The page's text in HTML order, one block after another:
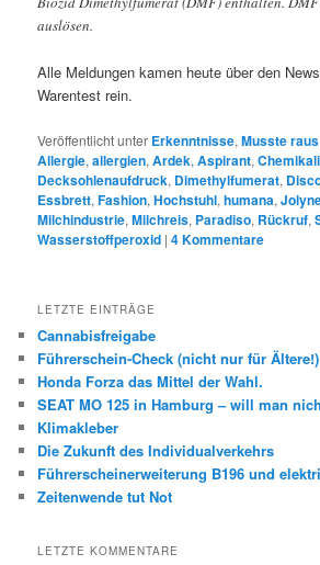
auslösen.
Alle Meldungen kamen heute über den
Warentest rein.
Veröffentlicht unter Erkenntnisse,Musste raus
Allergie,allergien,Ardek,Aspirant,
Decksohlenaufdruck, Dimethylfumerat,
Essbrett,Fashion,Hochstuhl,humana,
Milchindustrie,Milchreis, Paradiso, Rückruf,
Wasserstoffperoxid |4Kommentare
LETZTE EINTRÄGE
Cannabisfreigabe
Führerschein-Check (nicht nur für Ältere!)
Honda Forza das Mittel der Wahl.
SEAT MO 125 in Hamburg – will man
Klimakleber
Die Zukunft des Individualverkehrs
Führerscheinerweiterung B196 und
Zeitenwende tut Not
LETZTE KOMMENTARE